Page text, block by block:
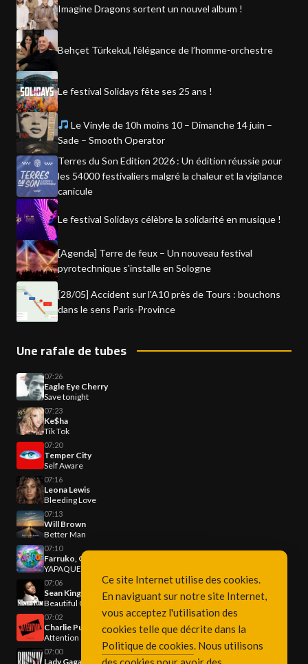
Imagine Dragons sortent un nouvel album !
Behçet Türkekul, l’élégance de l’homme-orchestre
Le festival Solidays fête ses 25 ans !
Le Vinyle de 10h moins 10 – Dimanche 14 juin –
Sade – Smooth Operator
Terres du Son Edition 2026 : Un édition réussie pour
les 54000 festivaliers malgré la chaleur et la vigilance
canicule
Le festival Solidays célèbre la solidarité en musique !
[Agenda] Terre de feux – Un nouveau festival
pyrotechnique s'installe en Sologne
[28/05] Accident sur l'A10 près de Tours : bouchons
dans le sens Paris-Province
Une rafale de tubes
07:26
Eagle Eye Cherry
Save tonight
07:23
Ke$ha
Tik Tok
07:20
Temper City
Self Aware
07:16
Leona Lewis
Bleeding Love
07:13
Will Brown
Better Man
07:10
Farruko, Greeicy & Steve Aoki
YAPAQUE
07:06
Sean Kingston
Beautiful Girls
07:02
Charlie Puth
Attention
07:00
Lady Gaga & Doechii
Ce site Internet utilise des cookies.
En naviguant sur notre site Internet,
vous acceptez l'utilisation des
cookies telle que décrite dans la
Politique de cookies. Nous utilisons